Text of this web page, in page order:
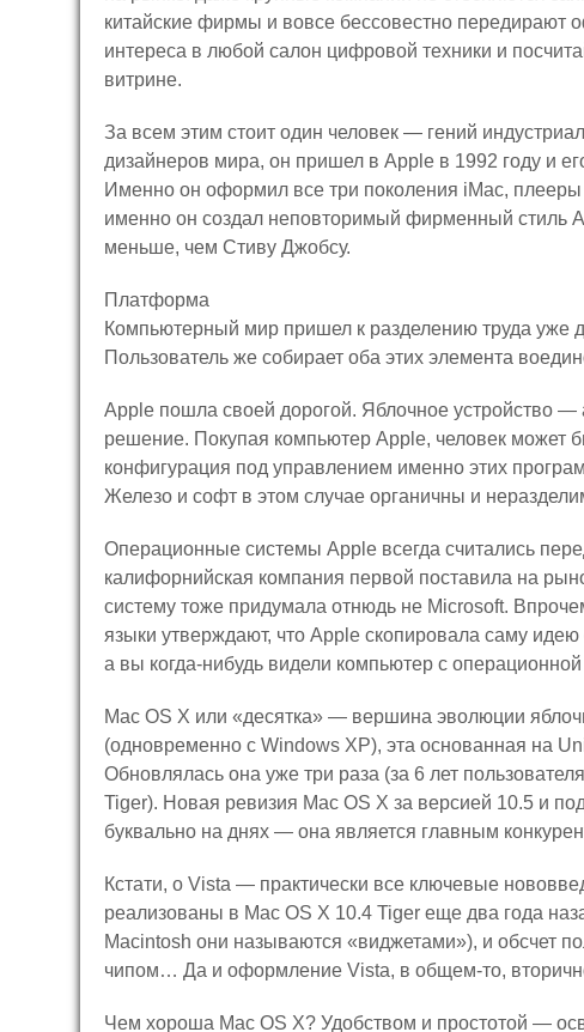
китайские фирмы и вовсе бессовестно передирают
интереса в любой салон цифровой техники и
витрине.
За всем этим стоит один человек — гений
дизайнеров мира, он пришел в Apple в 1992 году и
Именно он оформил все три поколения iMac,
именно он создал неповторимый фирменный стиль
меньше, чем Стиву Джобсу.
Платформа
Компьютерный мир пришел к разделению труда уже
Пользователь же собирает оба этих элемента
Apple пошла своей дорогой. Яблочное устройство
решение. Покупая компьютер Apple, человек может
конфигурация под управлением именно этих
Железо и софт в этом случае органичны и
Операционные системы Apple всегда считались
калифорнийская компания первой поставила на
систему тоже придумала отнюдь не Microsoft.
языки утверждают, что Apple скопировала саму
а вы когда-нибудь видели компьютер с
Mac OS X или «десятка» — вершина эволюции
(одновременно с Windows XP), эта основанная на
Обновлялась она уже три раза (за 6 лет
Tiger). Новая ревизия Mac OS X за версией 10.5 и
буквально на днях — она является главным
Кстати, о Vista — практически все ключевые
реализованы в Mac OS X 10.4 Tiger еще два года
Macintosh они называются «виджетами»), и обсчет
чипом… Да и оформление Vista, в общем-то,
Чем хороша Mac OS Х? Удобством и простотой —